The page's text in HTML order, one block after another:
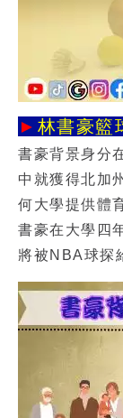
► 林書豪籃
書豪背景身分
中就獲得北加
何大學提供體
書豪在大學四
將被NBA球探